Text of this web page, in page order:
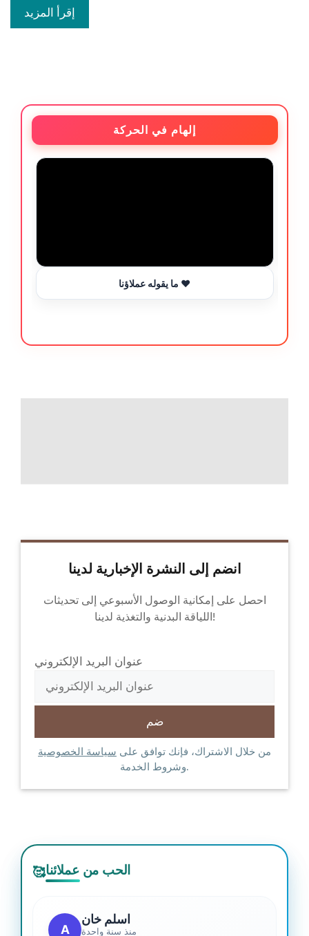
إقرأ المزيد
إلهام في الحركة
ما يقوله عملاؤنا ❤️
انضم إلى النشرة الإخبارية لدينا
احصل على إمكانية الوصول الأسبوعي إلى تحديثات
اللياقة البدنية والتغذية لدينا!
عنوان البريد الإلكتروني
من خلال الاشتراك، فإنك توافق على سياسة الخصوصية
وشروط الخدمة.
🥰الحب من عملائنا
A
اسلم خان
منذ سنة واحدة